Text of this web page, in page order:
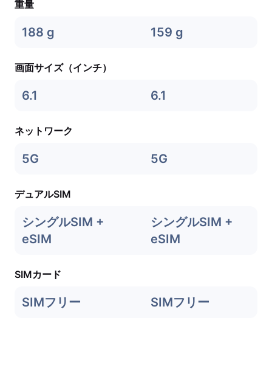
重量
188 g 159 g
画面サイズ（インチ）
6.1 6.1
ネットワーク
5G 5G
デュアルSIM
シングルSIM +
eSIM
シングルSIM +
eSIM
SIMカード
SIMフリー SIMフリー